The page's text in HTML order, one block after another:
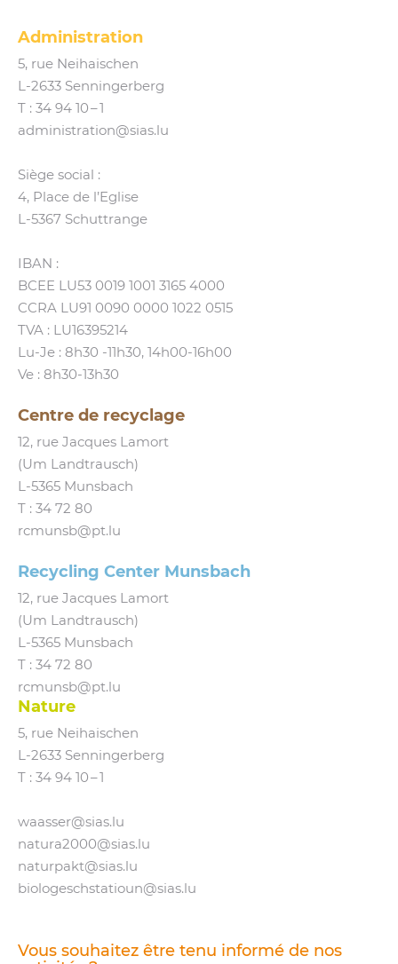
SIAS
Actualités
Agenda
Naturaktivitéiten
Contact
Klima- a Biodiversitéitsdag
Français
Deutsch
Administration
5, rue Neihaischen
L‑2633 Senningerberg
T : 34 94 10 – 1
administration@​sias.​lu
Siège social :
4, Place de l’Eglise
L‑5367 Schuttrange
IBAN :
BCEE LU53 0019 1001 3165 4000
CCRA LU91 0090 0000 1022 0515
TVA : LU16395214
Lu-Je : 8h30 ‑11h30, 14h00-16h00
Ve : 8h30-13h30
Centre de recyclage
12, rue Jacques Lamort
(Um Landtrausch)
L‑5365 Munsbach
T : 34 72 80
rcmunsb@​pt.​lu
Recycling Center Munsbach
12, rue Jacques Lamort
(Um Landtrausch)
L‑5365 Munsbach
T : 34 72 80
rcmunsb@​pt.​lu
Nature
5, rue Neihaischen
L‑2633 Senningerberg
T : 34 94 10 – 1
waasser@​sias.​lu
natura2000@​sias.​lu
naturpakt@​sias.​lu
biologeschstatioun@​sias.​lu
Vous souhaitez être tenu informé de nos